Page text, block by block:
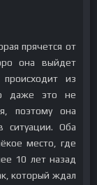
прячется от
она выйдет
из
даже это не
поэтому она
ситуации. Оба
место, где
10 лет назад
который ждал